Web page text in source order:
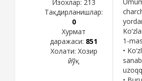
Изохлар: 213
Тақдирланишлар:
0
Хурмат
даражаси: 851
Холати: Хозир
йўқ
1-
•